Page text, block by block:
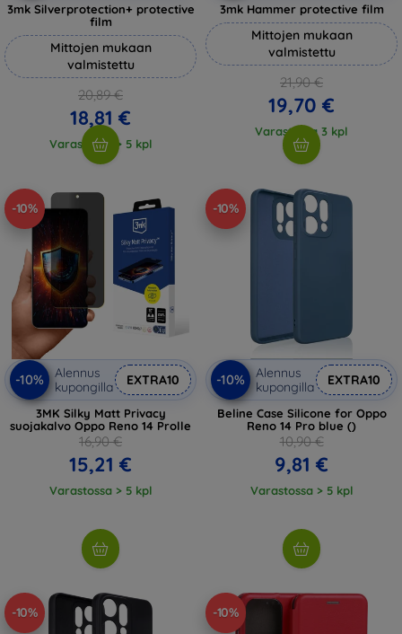
3mk Silverprotection+ protective
film
Mittojen mukaan
valmistettu
20,89 €
18,81 €
Varastossa > 5 kpl
3mk Hammer protective film
Mittojen mukaan
valmistettu
21,90 €
19,70 €
Varastossa 3 kpl
-10%
-10%
Alennus
kupongilla
EXTRA10
3MK Silky Matt Privacy
suojakalvo Oppo Reno 14 Prolle
16,90 €
15,21 €
Varastossa > 5 kpl
-10%
-10%
Alennus
kupongilla
EXTRA10
Beline Case Silicone for Oppo
Reno 14 Pro blue ()
10,90 €
9,81 €
Varastossa > 5 kpl
-10% -10%